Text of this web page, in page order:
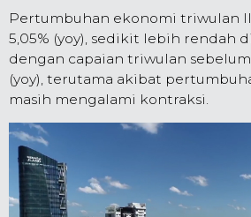
Pertumbuhan ekonomi triwulan
5,05% (yoy), sedikit lebih rendah
dengan capaian triwulan
(yoy), terutama akibat
masih mengalami kontraksi.